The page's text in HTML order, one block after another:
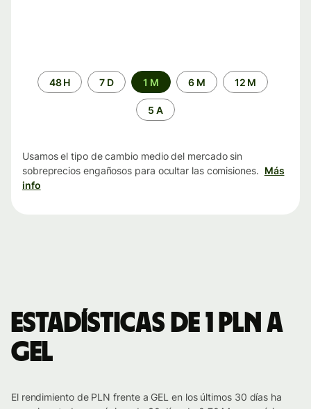
Periodo48 H 7 D 1 M 6 M 12 M
5 A
Usamos el tipo de cambio medio del mercado sin
sobreprecios engañosos para ocultar las comisiones. Más
info
Estadísticas de 1 PLN a
GEL
El rendimiento de PLN frente a GEL en los últimos 30 días ha